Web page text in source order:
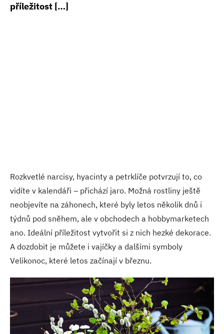
příležitost […]
Rozkvetlé narcisy, hyacinty a petrklíče potvrzují to, co
vidíte v kalendáři – přichází jaro. Možná rostliny ještě
neobjevíte na záhonech, které byly letos několik dnů i
týdnů pod sněhem, ale v obchodech a hobbymarketech
ano. Ideální příležitost vytvořit si z nich hezké dekorace.
A dozdobit je můžete i vajíčky a dalšími symboly
Velikonoc, které letos začínají v březnu.